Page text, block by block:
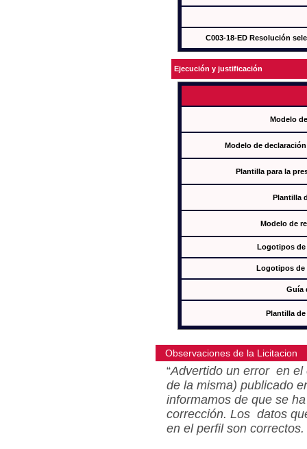
C003-18-ED Resolución
Ejecución y justificación
Modelo
Modelo de
Plantilla para la
Plantilla
Modelo de
Logotipos de
Logotipos de
Guía
Plantilla
Observaciones de la Licitacion
“Advertido un error en el
de la misma) publicado
informamos de que se
corrección. Los datos
en el perfil son correctos.